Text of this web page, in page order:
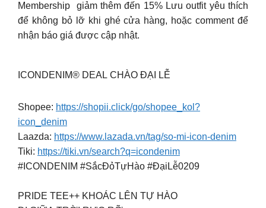
Membership giảm thêm đến 15% Lưu outfit yêu thích
để không bỏ lỡ khi ghé cửa hàng, hoặc comment để
nhận báo giá được cập nhật.
ICONDENIM® DEAL CHÀO ĐẠI LỄ
Shopee: https://shopii.click/go/shopee_kol?
icon_denim
Laazda: https://www.lazada.vn/tag/so-mi-icon-denim
Tiki: https://tiki.vn/search?q=icondenim
#ICONDENIM #SắcĐỏTựHào #ĐạiLễ0209
PRIDE TEE++ KHOÁC LÊN TỰ HÀO